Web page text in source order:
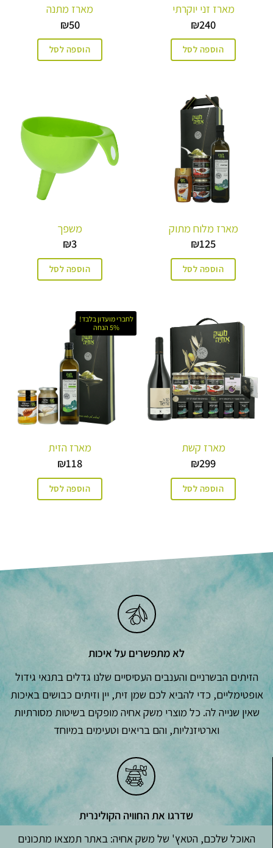
מארז זני יוקרתי
₪240
הוספה לסל
מארז מתנה
₪50
הוספה לסל
מארז מלוח מתוק
₪125
הוספה לסל
משפך
₪3
הוספה לסל
מארז קשת
₪299
הוספה לסל
לחברי מועדון בלבד!
5% הנחה
מארז הזית
₪118
הוספה לסל
לא מתפשרים על איכות
הזיתים הבשרניים והענבים העסיסיים שלנו גדלים בתנאי גידול
אופטימליים, כדי להביא לכם שמן זית, יין וזיתים כבושים באיכות
שאין שנייה לה. כל מוצרי משק אחיה מופקים בשיטות מסורתיות
וארטיזנליות, והם בריאים וטעימים במיוחד
שדרגו את החוויה הקולינרית
האוכל שלכם, הטאץ' של משק אחיה: באתר תמצאו מתכונים